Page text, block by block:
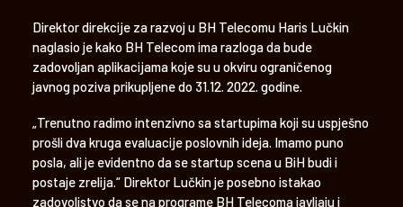
Direktor direkcije za razvoj u BH Telecomu Haris Lučkin
naglasio je kako BH Telecom ima razloga da bude
zadovoljan aplikacijama koje su u okviru ograničenog
javnog poziva prikupljene do 31.12. 2022. godine.
„Trenutno radimo intenzivno sa startupima koji su uspješno
prošli dva kruga evaluacije poslovnih ideja. Imamo puno
posla, ali je evidentno da se startup scena u BiH budi i
postaje zrelija.“ Direktor Lučkin je posebno istakao
zadovoljstvo da se na programe BH Telecoma javljaju i